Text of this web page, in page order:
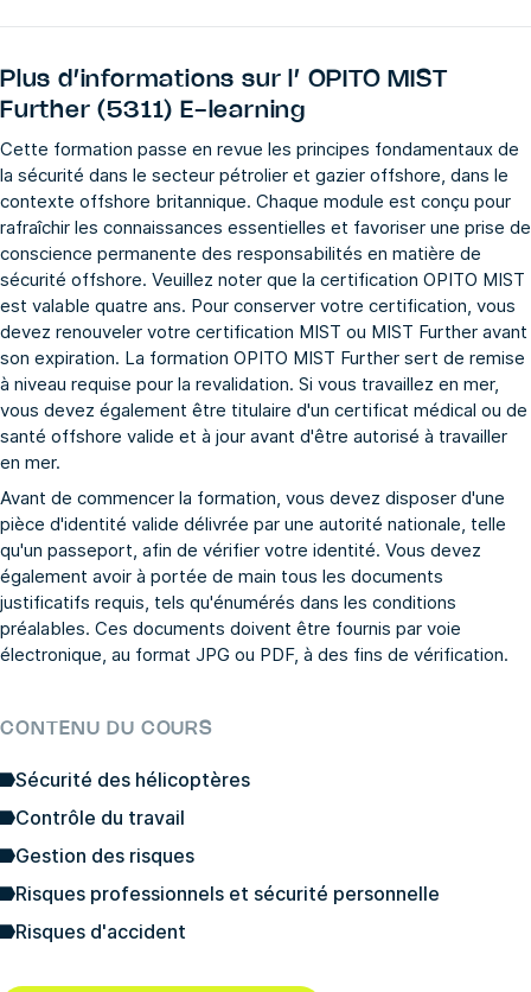
Plus d’informations sur l’ OPITO MIST
Further (5311) E-learning
Cette formation passe en revue les principes fondamentaux de
la sécurité dans le secteur pétrolier et gazier offshore, dans le
contexte offshore britannique. Chaque module est conçu pour
rafraîchir les connaissances essentielles et favoriser une prise de
conscience permanente des responsabilités en matière de
sécurité offshore. Veuillez noter que la certification OPITO MIST
est valable quatre ans. Pour conserver votre certification, vous
devez renouveler votre certification MIST ou MIST Further avant
son expiration. La formation OPITO MIST Further sert de remise
à niveau requise pour la revalidation. Si vous travaillez en mer,
vous devez également être titulaire d'un certificat médical ou de
santé offshore valide et à jour avant d'être autorisé à travailler
en mer.
Avant de commencer la formation, vous devez disposer d'une
pièce d'identité valide délivrée par une autorité nationale, telle
qu'un passeport, afin de vérifier votre identité. Vous devez
également avoir à portée de main tous les documents
justificatifs requis, tels qu'énumérés dans les conditions
préalables. Ces documents doivent être fournis par voie
électronique, au format JPG ou PDF, à des fins de vérification.
CONTENU DU COURS
Sécurité des hélicoptères
Contrôle du travail
Gestion des risques
Risques professionnels et sécurité personnelle
Risques d'accident